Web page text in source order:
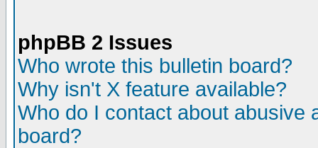
phpBB 2 Issues
Who wrote this bulletin board?
Why isn't X feature available?
Who do I contact about abusive
board?